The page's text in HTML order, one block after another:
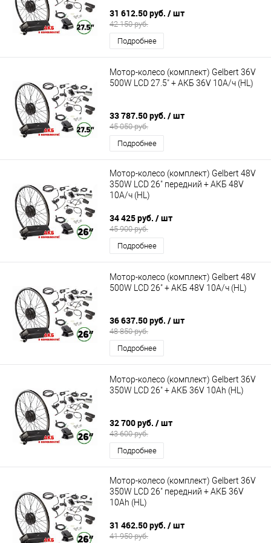
31 612.50 руб. / шт
42 150 руб.
Подробнее
Мотор-колесо (комплект) Gelbert 36V
500W LCD 27.5" + АКБ 36V 10А/ч (HL)
33 787.50 руб. / шт
45 050 руб.
Подробнее
Мотор-колесо (комплект) Gelbert 48V
350W LCD 26" передний + АКБ 48V
10А/ч (HL)
34 425 руб. / шт
45 900 руб.
Подробнее
Мотор-колесо (комплект) Gelbert 48V
500W LCD 26" + АКБ 48V 10А/ч (HL)
36 637.50 руб. / шт
48 850 руб.
Подробнее
Мотор-колесо (комплект) Gelbert 36V
350W LCD 26" + АКБ 36V 10Ah (HL)
32 700 руб. / шт
43 600 руб.
Подробнее
Мотор-колесо (комплект) Gelbert 36V
350W LCD 26" передний + АКБ 36V
10Ah (HL)
31 462.50 руб. / шт
41 950 руб.